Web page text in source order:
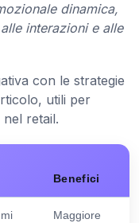
dinamica,
interazioni e alle
con le strategie
utili per
retail.
Benefici
Maggiore